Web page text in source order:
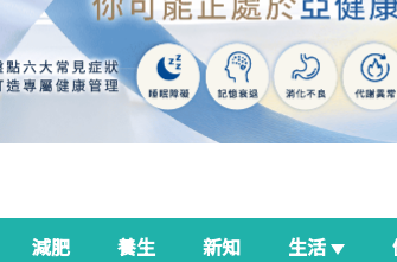
減肥 養生 新知 生活